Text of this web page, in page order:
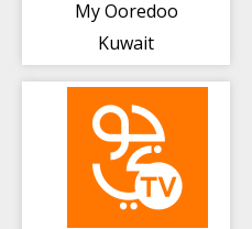
My Ooredoo
Kuwait